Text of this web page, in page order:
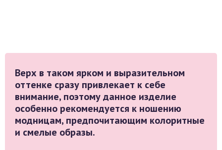
Верх в таком ярком и выразительном
оттенке сразу привлекает к себе
внимание, поэтому данное изделие
особенно рекомендуется к ношению
модницам, предпочитающим колоритные
и смелые образы.